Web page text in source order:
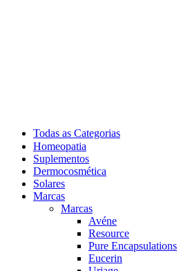
Todas as Categorias
Homeopatia
Suplementos
Dermocosmética
Solares
Marcas
Marcas
Avéne
Resource
Pure Encapsulations
Eucerin